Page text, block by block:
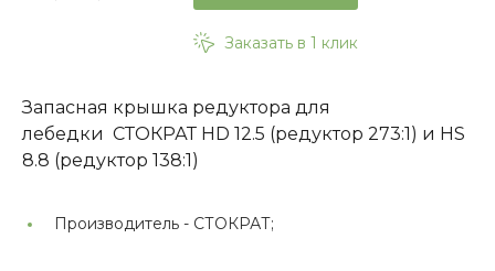
Заказать в 1 клик
Запасная крышка редуктора для
лебедки СТОКРАТ HD 12.5 (редуктор 273:1) и HS
8.8 (редуктор 138:1)
Производитель - СТОКРАТ;